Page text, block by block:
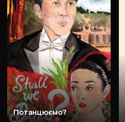
Потанцюємо?